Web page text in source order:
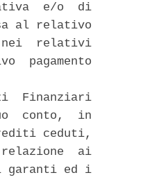
e/o  di
al relativo
nei  relativi
pagamento
Finanziari
conto,  in
ceduti,
relazione  ai
ed i